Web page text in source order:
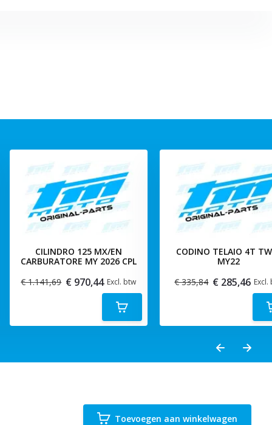
CILINDRO 125 MX/EN
CARBURATORE MY 2026 CPL
€ 1.141,69 € 970,44 Excl. btw
CODINO TELAIO 4T
MY22
€ 335,84 € 285,46 Excl.
Toevoegen aan winkelwagen